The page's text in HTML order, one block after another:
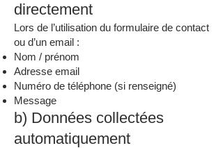
directement
Lors de l’utilisation du formulaire de contact
ou d’un email :
Nom / prénom
Adresse email
Numéro de téléphone (si renseigné)
Message
b) Données collectées
automatiquement